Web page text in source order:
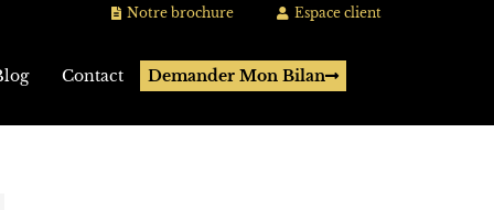
Notre brochure Espace client
Contact Demander Mon Bilan